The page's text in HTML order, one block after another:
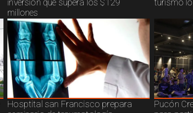
inversión que supera los $129
millones
turismo
Hosptital san Francisco prepara
Pucón